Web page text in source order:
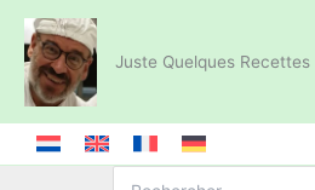
Aller
contenu
Juste Quelques Recettes